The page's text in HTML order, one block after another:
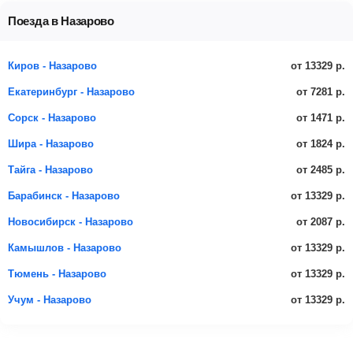
Поезда в Назарово
Киров - Назарово от 13329 р.
Екатеринбург - Назарово от 7281 р.
Сорск - Назарово от 1471 р.
Шира - Назарово от 1824 р.
Тайга - Назарово от 2485 р.
Барабинск - Назарово от 13329 р.
Новосибирск - Назарово от 2087 р.
Камышлов - Назарово от 13329 р.
Тюмень - Назарово от 13329 р.
Учум - Назарово от 13329 р.